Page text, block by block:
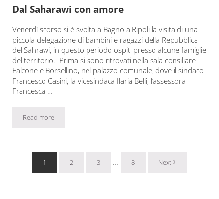
Dal Saharawi con amore
Venerdì scorso si è svolta a Bagno a Ripoli la visita di una
piccola delegazione di bambini e ragazzi della Repubblica
del Sahrawi, in questo periodo ospiti presso alcune famiglie
del territorio. Prima si sono ritrovati nella sala consiliare
Falcone e Borsellino, nel palazzo comunale, dove il sindaco
Francesco Casini, la vicesindaca Ilaria Belli, l’assessora
Francesca …
Read moreDal Saharawi con amore
Pagina
1 Pagina
2 Pagina
3 Pagine interim omesse
… Pagina
8 Next